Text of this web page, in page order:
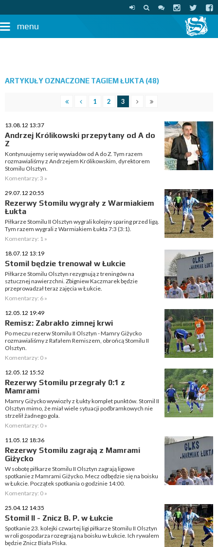
menu
ARTYKUŁY OZNACZONE TAGIEM ŁUKTA (48)
1 2 3
13.08.12 13:37
Andrzej Królikowski przepytany od A do
Z
Kontynuujemy serię wywiadów od A do Z. Tym razem
rozmawialiśmy z Andrzejem Królikowskim, dyrektorem
Stomilu Olsztyn.
Komentarzy: 3 »
29.07.12 20:55
Rezerwy Stomilu wygrały z Warmiakiem
Łukta
Piłkarze Stomilu II Olsztyn wygrali kolejny sparing przed ligą.
Tym razem wygrali z Warmiakiem Łukta 7:3 (3:1).
Komentarzy: 1 »
18.07.12 13:19
Stomil będzie trenował w Łukcie
Piłkarze Stomilu Olsztyn rezygnują z treningów na
sztucznej nawierzchni. Zbigniew Kaczmarek będzie
przeprowadzał teraz zajęcia w Łukcie.
Komentarzy: 6 »
12.05.12 19:49
Remisz: Zabrakło zimnej krwi
Po meczu rezerw Stomilu II Olsztyn - Mamry Giżycko
rozmawialiśmy z Rafałem Remiszem, obrońcą Stomilu II
Olsztyn.
Komentarzy: 0 »
12.05.12 15:52
Rezerwy Stomilu przegrały 0:1 z
Mamrami
Mamry Giżycko wywiozły z Łukty komplet punktów. Stomil II
Olsztyn mimo, że miał wiele sytuacji podbramkowych nie
strzelił żadnego gola.
Komentarzy: 0 »
11.05.12 18:36
Rezerwy Stomilu zagrają z Mamrami
Giżycko
W sobotę piłkarze Stomilu II Olsztyn zagrają ligowe
spotkanie z Mamrami Giżycko. Mecz odbędzie się na boisku
w Łukcie. Początek spotkania o godzinie 14:00.
Komentarzy: 0 »
25.04.12 14:35
Stomil II - Znicz B. P. w Łukcie
Spotkanie 23. kolejki czwartej ligi piłkarze Stomilu II Olsztyn
w roli gospodarza rozegrają na boisku w Łukcie. Ich rywalem
będzie Znicz Biała Piska.